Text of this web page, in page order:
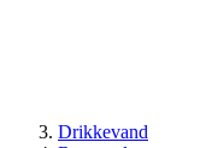
Drikkevand